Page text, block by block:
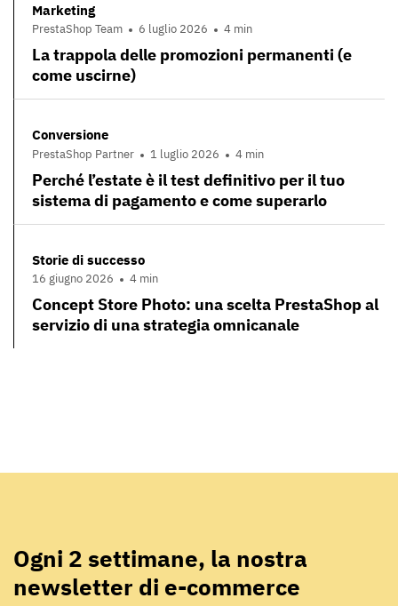
Marketing
PrestaShop Team 6 luglio 2026 4 min
La trappola delle promozioni permanenti (e
come uscirne)
Conversione
PrestaShop Partner 1 luglio 2026 4 min
Perché l’estate è il test definitivo per il tuo
sistema di pagamento e come superarlo
Storie di successo
16 giugno 2026 4 min
Concept Store Photo: una scelta PrestaShop al
servizio di una strategia omnicanale
Ogni 2 settimane, la nostra
newsletter di e-commerce